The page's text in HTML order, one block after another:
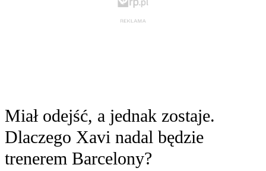
Miał odejść, a jednak zostaje.
Dlaczego Xavi nadal będzie
trenerem Barcelony?